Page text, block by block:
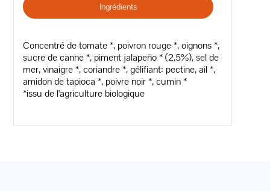
Ingrédients
Concentré de tomate *, poivron rouge *, oignons *,
sucre de canne *, piment jalapeño * (2,5%), sel de
mer, vinaigre *, coriandre *, gélifiant: pectine, ail *,
amidon de tapioca *, poivre noir *, cumin *
*issu de l'agriculture biologique